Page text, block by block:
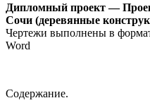
Дипломный проект —
Сочи (деревянные
Чертежи выполнены в
Word
Содержание.